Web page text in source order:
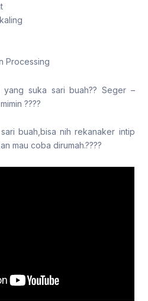
Processing
yang suka sari buah?? Seger –
????
buah,bisa nih rekanaker intip
mau coba dirumah.????